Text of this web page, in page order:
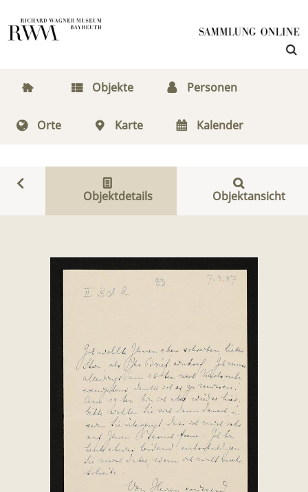
Objekte Personen
Orte Karte Kalender
Objektdetails Objektansicht